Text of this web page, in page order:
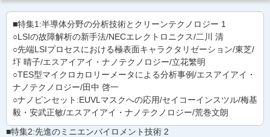
■特集1:半導体分野の分析技術とクリーンテクノロジー 1
○LSIの故障解析の新手法/NECエレクトロニクス/二川 清
○先端LSIプロセスにおける極表面キャラクタリゼーション/東芝/
圷 晴子/エスアイアイ・ナノテクノロジー/立花繁明
○TES型マイクロカロリーメータによる分析事例/エスアイアイ・
ナノテクノロジー/田中 啓一
○ナノピンセット:EUVLマスクへの応用/セイコーインスツル/梅基
毅・安武正敏/エスアイアイ・ナノテクノロジー/荒巻文朗
■特集2:先進のミニエンバイロメント技術 2